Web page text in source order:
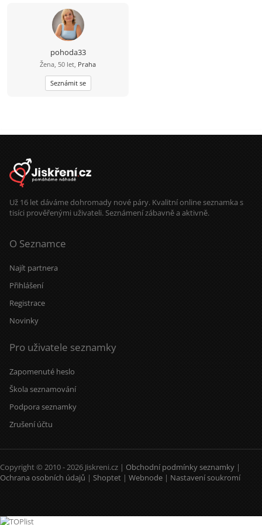
pohoda33
Žena, 50 let, Praha
Seznámit se
Už 16 let dáváme dohromady nové páry. Kvalitní online seznamka s
tisíci prověřenými uživateli. Seznámení zábavně a aktivně.
O Seznamce
Najít partnera
Přihlášení
Registrace
Novinky
Pro uživatele seznamky
Zapomenuté heslo
Škola seznamování
Podpora seznamky
Zrušení účtu
Copyright © 2010 - 2026 Jiskreni.cz | Obchodní podmínky seznamky |
Ochrana osobních údajů | Shoptet | Webnode | Nastavení soukromí